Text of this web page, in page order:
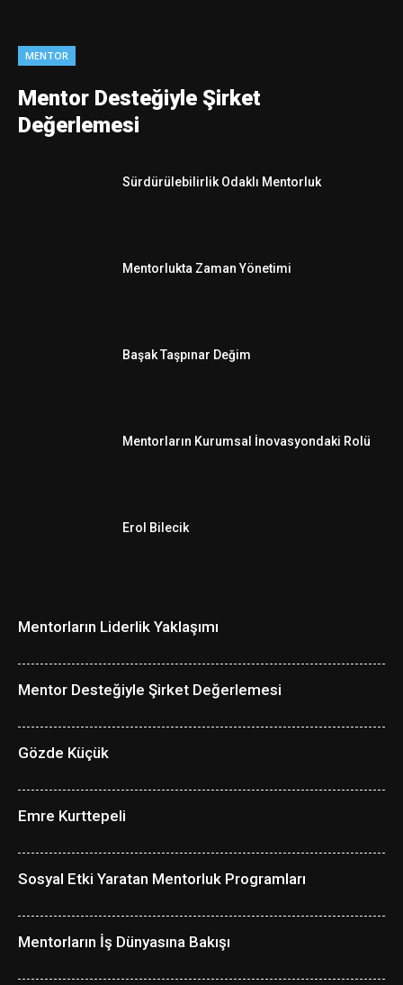
MENTOR
Mentor Desteğiyle Şirket
Değerlemesi
Sürdürülebilirlik Odaklı Mentorluk
Mentorlukta Zaman Yönetimi
Başak Taşpınar Değim
Mentorların Kurumsal İnovasyondaki Rolü
Erol Bilecik
Mentorların Liderlik Yaklaşımı
Mentor Desteğiyle Şirket Değerlemesi
Gözde Küçük
Emre Kurttepeli
Sosyal Etki Yaratan Mentorluk Programları
Mentorların İş Dünyasına Bakışı